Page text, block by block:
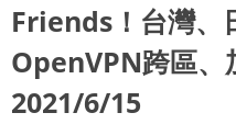
Friends！台灣、
OpenVPN跨區、
2021/6/15